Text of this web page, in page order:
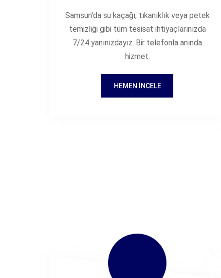
Samsun'da su kaçağı, tıkanıklık veya petek
temizliği gibi tüm tesisat ihtiyaçlarınızda
7/24 yanınızdayız. Bir telefonla anında
hizmet.
HEMEN İNCELE